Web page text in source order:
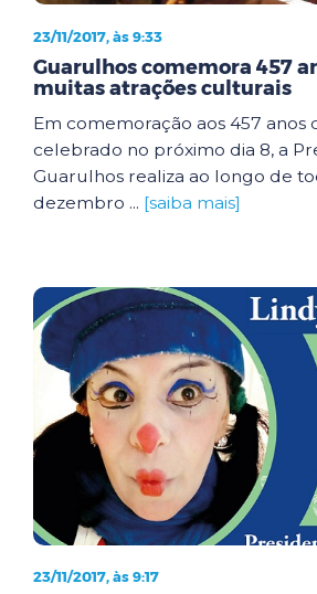
23/11/2017, às 9:33
Guarulhos comemora 457
muitas atrações culturais
Em comemoração aos 457 anos
celebrado no próximo dia 8, a
Guarulhos realiza ao longo de
dezembro ... [saiba mais]
23/11/2017, às 9:17